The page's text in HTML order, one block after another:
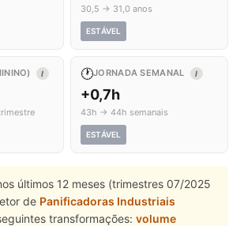
30,5 → 31,0 anos
ESTÁVEL
I 🕐JORNADA SEMANAL I
+0,7h
43h → 44h semanais
ESTÁVEL
últimos 12 meses (trimestres 07/2025
de Panificadoras Industriais
transformações: volume